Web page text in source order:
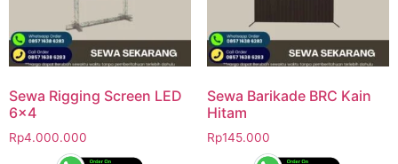
Sewa Rigging Screen LED
6×4
Rp4.000.000
Sewa Barikade BRC Kain
Hitam
Rp145.000